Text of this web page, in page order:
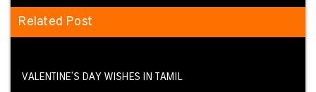
Related Post
VALENTINE’S DAY WISHES IN TAMIL